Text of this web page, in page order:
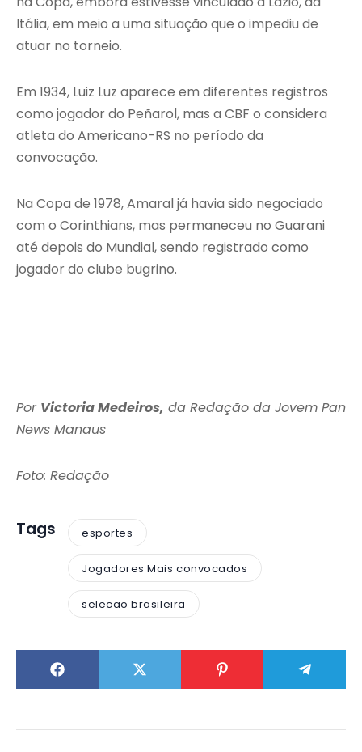
Itália, em meio a uma situação que o impediu de
atuar no torneio.
Em 1934, Luiz Luz aparece em diferentes registros
como jogador do Peñarol, mas a CBF o considera
atleta do Americano-RS no período da
convocação.
Na Copa de 1978, Amaral já havia sido negociado
com o Corinthians, mas permaneceu no Guarani
até depois do Mundial, sendo registrado como
jogador do clube bugrino.
Por Victoria Medeiros, da Redação da Jovem Pan
News Manaus
Foto: Redação
Tags esportes
Jogadores Mais convocados
selecao brasileira